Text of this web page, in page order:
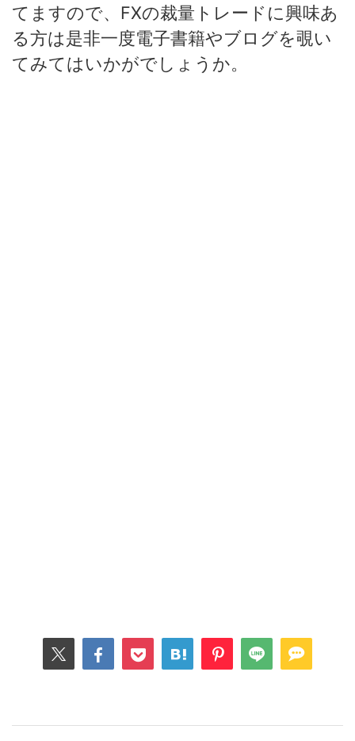
てますので、FXの裁量トレードに興味あ
る方は是非一度電子書籍やブログを覗い
てみてはいかがでしょうか。